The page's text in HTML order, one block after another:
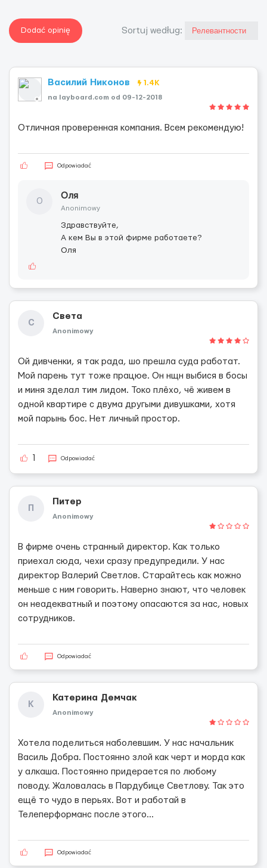
Dodać opinię Sortuj według:
Василий Никонов 1.4K
na layboard.com od 09-12-2018
Отличная проверенная компания. Всем рекомендую!
Odpowiadać
О
Оля
Anonimowy
Здравствуйте,
А кем Вы в этой фирме работаете?
Оля
С
Света
Anonimowy
Ой дивченки, я так рада, шо прешла суда работат.
Мой парень тут тоже працюе. Он нщн выбися в босы
и миня зделал тим лидом. Токо плёхо, чё живем в
одной квартире с двума другыми дивушками, хотя
мой парынь бос. Нет личный простор.
Odpowiadać
П
Питер
Anonimowy
В фирме очень странный директор. Как только
приехал сюда, чехи сразу предупредили. У нас
директор Валерий Светлов. Старайтесь как можно
меньше с ним говорить. Наверно знают, что человек
он неадекватный и поэтому опасаются за нас, новых
сотрудников.
Odpowiadać
К
Катерина Демчак
Anonimowy
Хотела поделиться наболевшим. У нас начальник
Василь Добра. Постоянно злой как черт и морда как
у алкаша. Постоянно придерается по любому
поводу. Жаловалась в Пардубице Светлову. Так это
ещё то чудо в перьях. Вот и работай в
Телеперформанс после этого...
Odpowiadać